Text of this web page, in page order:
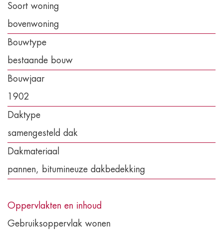
Soort woning
bovenwoning
Bouwtype
bestaande bouw
Bouwjaar
1902
Daktype
samengesteld dak
Dakmateriaal
pannen, bitumineuze dakbedekking
Oppervlakten en inhoud
Gebruiksoppervlak wonen